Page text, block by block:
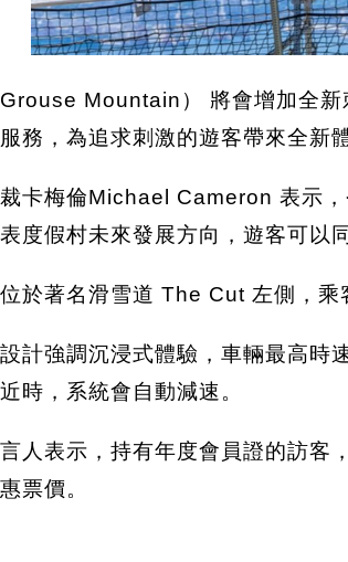
Mountain） 將會增加全
務，為追求刺激的遊客帶來全新體
卡梅倫Michael Cameron 表示
度假村未來發展方向，遊客可以
於著名滑雪道 The Cut 左側，乘
計強調沉浸式體驗，車輛最高時
時，系統會自動減速。
人表示，持有年度會員證的訪客
票價。